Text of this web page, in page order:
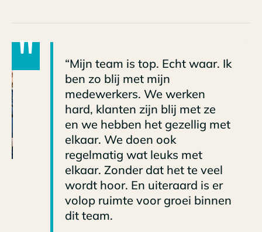
"
“Mijn team is top. Echt waar. Ik
ben zo blij met mijn
medewerkers. We werken
hard, klanten zijn blij met ze
en we hebben het gezellig met
elkaar. We doen ook
regelmatig wat leuks met
elkaar. Zonder dat het te veel
wordt hoor. En uiteraard is er
volop ruimte voor groei binnen
dit team.